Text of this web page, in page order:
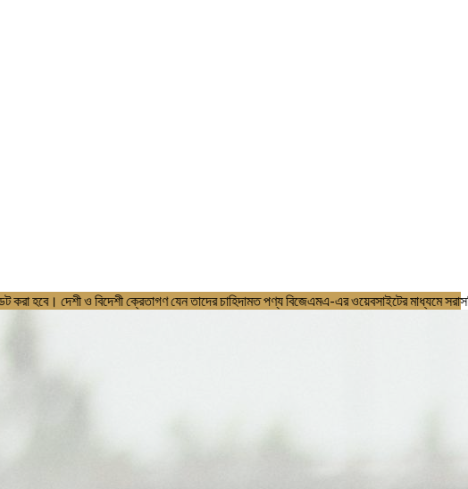
তাদের চাহিদামত পণ্য বিজেএমএ-এর ওয়েবসাইটের মাধ্যমে সরাসরি